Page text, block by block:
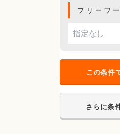
フリーワ
この条件
さらに条